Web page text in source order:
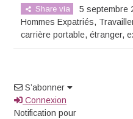
Share via
5 septembre
Hommes Expatriés,
carrière portable,étranger,
S’abonner
Connexion
Notification pour